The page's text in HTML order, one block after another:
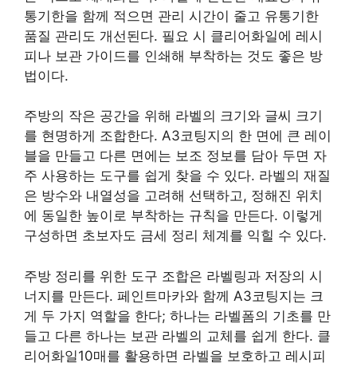
통기한을 함께 적으면 관리 시간이 줄고 유통기한
품질 관리도 개선된다. 필요 시 클리어화일에 레시
피나 보관 가이드를 인쇄해 부착하는 것도 좋은 방
법이다.
주방의 작은 공간을 위해 라벨의 크기와 글씨 크기
를 현명하게 조합한다. A3코팅지의 한 면에 큰 레이
블을 만들고 다른 면에는 보조 정보를 담아 두면 자
주 사용하는 도구를 쉽게 찾을 수 있다. 라벨의 재질
은 방수와 내열성을 고려해 선택하고, 정해진 위치
에 동일한 높이로 부착하는 규칙을 만든다. 이렇게
구성하면 초보자도 금세 정리 체계를 익힐 수 있다.
주방 정리를 위한 도구 조합은 라벨링과 저장의 시
너지를 만든다. 페인트마카와 함께 A3코팅지는 크
게 두 가지 역할을 한다; 하나는 라벨폼의 기초를 만
들고 다른 하나는 보관 라벨의 교체를 쉽게 한다. 클
리어화일10매를 활용하면 라벨을 보호하고 레시피